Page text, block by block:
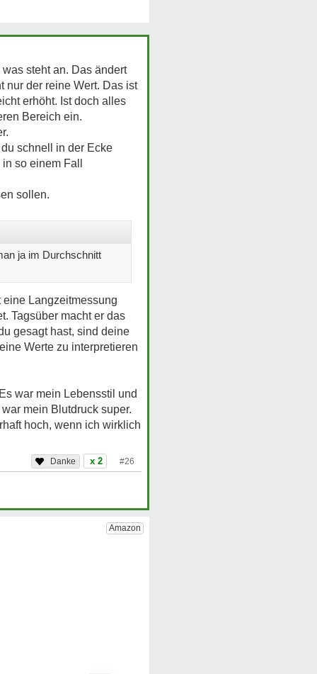
steht an. Das ändert
nur der reine Wert. Das ist
erhöht. Ist doch alles
Bereich ein.
schnell in der Ecke
so einem Fall
sollen.
ja im Durchschnitt
Langzeitmessung
Tagsüber macht er das
gesagt hast, sind deine
Werte zu interpretieren
war mein Lebensstil und
mein Blutdruck super.
hoch, wenn ich wirklich
x 2 #26